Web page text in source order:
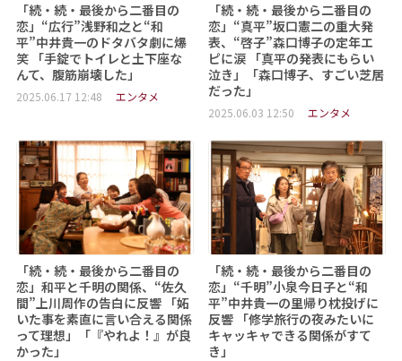
「続・続・最後から二番目の
恋」“広行”浅野和之と“和
平”中井貴一のドタバタ劇に爆
笑 「手錠でトイレと土下座な
んて、腹筋崩壊した」
2025.06.17 12:48 エンタメ
「続・続・最後から二番目の
恋」“真平”坂口憲二の重大発
表、“啓子”森口博子の定年エ
ピに涙 「真平の発表にもらい
泣き」「森口博子、すごい芝居
だった」
2025.06.03 12:50 エンタメ
「続・続・最後から二番目の
恋」和平と千明の関係、“佐久
間”上川周作の告白に反響 「妬
いた事を素直に言い合える関係
って理想」「『やれよ！』が良
かった」
「続・続・最後から二番目の
恋」“千明”小泉今日子と“和
平”中井貴一の里帰り枕投げに
反響 「修学旅行の夜みたいに
キャッキャできる関係がすて
き」